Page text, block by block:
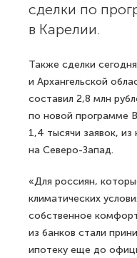
сделки по
в Карелии.
Также сделки
и Архангельской
составил 2,8 млн
по новой программе
1,4 тысячи заявок,
на Северо-Запад.
«Для россиян,
климатических
собственное
из банков стали
ипотеку еще до